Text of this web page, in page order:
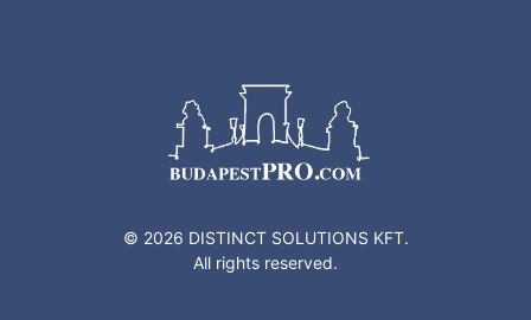
© 2026 DISTINCT SOLUTIONS KFT.
All rights reserved.